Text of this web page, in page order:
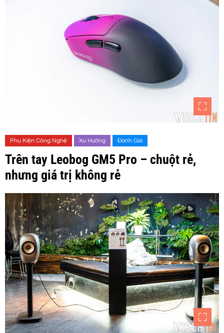
Phụ Kiện Công Nghệ Xu Hướng Đánh Giá
Trên tay Leobog GM5 Pro – chuột rẻ,
nhưng giá trị không rẻ